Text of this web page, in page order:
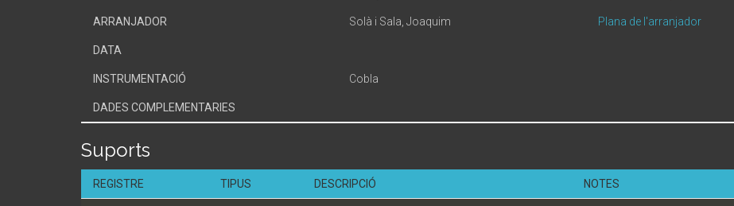
ARRANJADOR Solà i Sala, Joaquim Plana de l'arranjador
DATA
INSTRUMENTACIÓ Cobla
DADES COMPLEMENTARIES
Suports
REGISTRE TIPUS DESCRIPCIÓ NOTES